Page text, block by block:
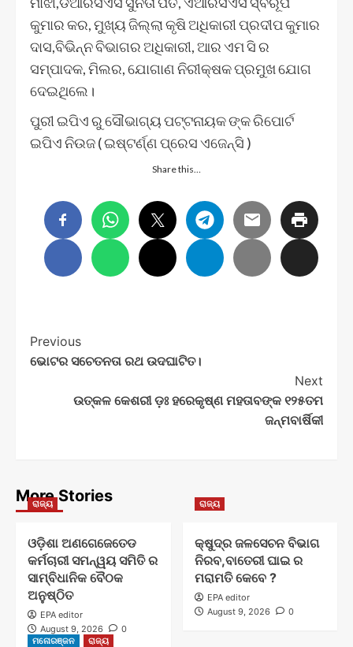
କୁମାର କର, ମୁଖ୍ୟ ଜିଲ୍ଲା କୃଷି ଅଧିକାରୀ ପ୍ରଦୀପ କୁମାର
ଦାସ,ବିଭିନ୍ନ ବିଭାଗର ଅଧିକାରୀ, ଆର ଏମ ସି ର
ସମ୍ପାଦକ, ମିଲର, ଯୋଗାଣ ନିରୀକ୍ଷକ ପ୍ରମୁଖ ଯୋଗ
ଦେଇଥିଲେ।
ପୁରୀ ଇପିଏ ରୁ ସୌଭାଗ୍ୟ ପଟ୍ଟନାୟକ ଙ୍କ ରିପୋର୍ଟ
ଇପିଏ ନିଉଜ ( ଇଷ୍ଟର୍ଣ୍ଣ ପ୍ରେସ ଏଜେନ୍ସି )
Share this…
Post
Navigation
Previous
ଭୋଟର ସଚେତନତା ରଥ ଉଦଘାଟିତ।
Next
ଉତ୍କଳ କେଶରୀ ଡ଼ଃ ହରେକୃଷ୍ଣ ମହତାବଙ୍କ ୧୨୫ତମ
ଜନ୍ମବାର୍ଷିକୀ
More Stories
ରାଜ୍ୟ
ଓଡ଼ିଶା ଅଣଗେଜେତେଡ
କର୍ମଚାରୀ ସମନ୍ୱୟ ସମିତି ର
ସାମ୍ବିଧାନିକ ବୈଠକ
ଅନୁଷ୍ଠିତ
EPA editor
August 9, 2026
0
ରାଜ୍ୟ
କ୍ଷୁଦ୍ର ଜଳସେଚନ ବିଭାଗ
ନିରବ,ବାତେରୀ ଘାଇ ର
ମରାମତି କେବେ ?
EPA editor
August 9, 2026
0
ମନୋରଞ୍ଜନ ରାଜ୍ୟ